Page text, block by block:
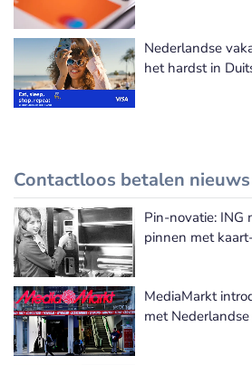
Nederlandse
het hardst in
Contactloos betalen nieuws
Meer
Pin-novatie: ING
pinnen met
MediaMarkt
met